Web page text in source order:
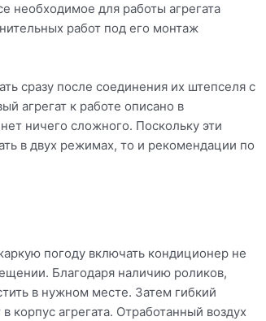
для работы агрегата
работ под его монтаж
сразу после соединения их штепселя с
агрегат к работе описано в
ничего сложного. Поскольку эти
в двух режимах, то и рекомендации по
погоду включать кондиционер не
Благодаря наличию роликов,
в нужном месте. Затем гибкий
корпус агрегата. Отработанный воздух